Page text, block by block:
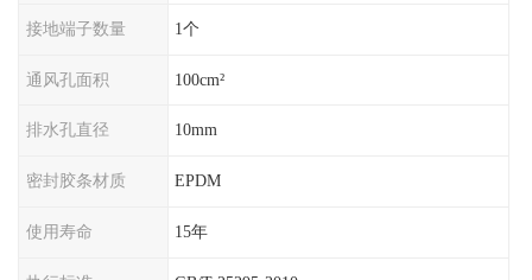
接地端子数量 1个
通风孔面积 100cm²
排水孔直径 10mm
密封胶条材质 EPDM
使用寿命 15年